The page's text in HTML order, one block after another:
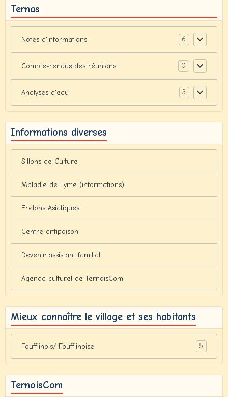
Ternas
Notes d'informations 6
Compte-rendus des réunions 0
Analyses d'eau 3
Informations diverses
Sillons de Culture
Maladie de Lyme (informations)
Frelons Asiatiques
Centre antipoison
Devenir assistant familial
Agenda culturel de TernoisCom
Mieux connaître le village et ses habitants
Foufflinois/ Foufflinoise 5
TernoisCom